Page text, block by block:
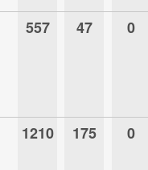
557 47 0
1210 175 0